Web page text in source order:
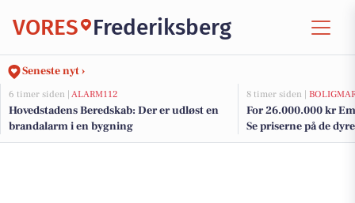
VORES Frederiksberg
Seneste nyt ›
6 timer siden | ALARM112
Hovedstadens Beredskab: Der er udløst en
brandalarm i en bygning
8 timer siden |
For 26.000.000 kr
Se priserne på de
Frederiksberg